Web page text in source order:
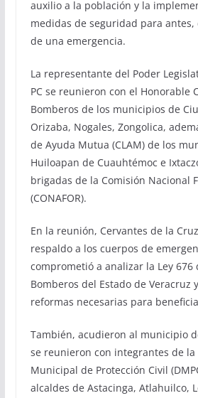
auxilio a la población y la
medidas de seguridad para
de una emergencia.
La representante del Poder
PC se reunieron con el Honorable
Bomberos de los municipios de
Orizaba, Nogales, Zongolica,
de Ayuda Mutua (CLAM) de los
Huiloapan de Cuauhtémoc e
brigadas de la Comisión Nacional
(CONAFOR).
En la reunión, Cervantes de la
respaldo a los cuerpos de
comprometió a analizar la Ley 676
Bomberos del Estado de Veracruz
reformas necesarias para
También, acudieron al municipio
se reunieron con integrantes de la
Municipal de Protección Civil
alcaldes de Astacinga, Atlahuilco,